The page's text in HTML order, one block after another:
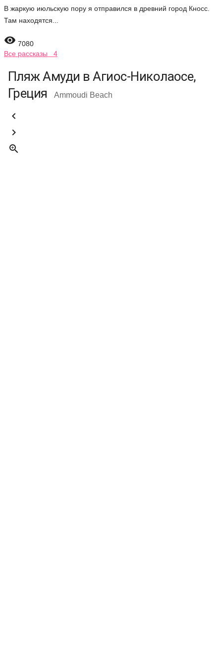
В жаркую июльскую пору я отправился в древний город Кносс.
Там находятся...
 7080
Все рассказы 4
Пляж Амуди в Агиос-Николаосе,
Греция
Ammoudi Beach


